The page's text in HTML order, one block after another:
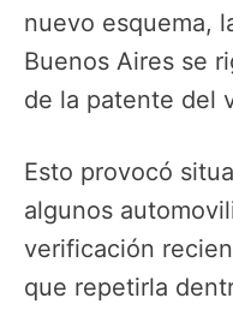
nuevo esquema,
Buenos Aires se
de la patente del
Esto provocó
algunos
verificación
que repetirla